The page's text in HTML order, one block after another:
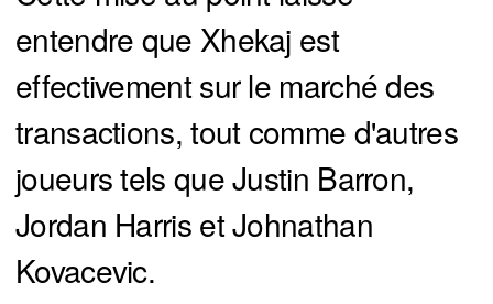
entendre que Xhekaj est
effectivement sur le marché des
transactions, tout comme d'autres
joueurs tels que Justin Barron,
Jordan Harris et Johnathan
Kovacevic.